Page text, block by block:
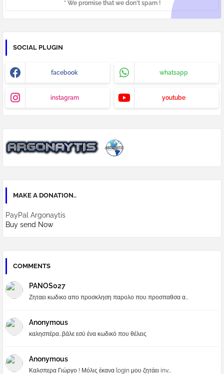
* We promise that we don't spam !
SOCIAL PLUGIN
facebook whatsapp
instagram youtube
MAKE A DONATION..
PayPal Argonaytis
Buy send Now
COMMENTS
PANOS027
Ζηταει κωδικο απο προσκληση παρολο που προσπαθσα α...
Anonymous
καλησπέρα...βάλε εσύ ένα κωδικό που θέλεις
Anonymous
Καλσπερα Γιώργο ! Μόλις έκανα login μου ζητάει inv...